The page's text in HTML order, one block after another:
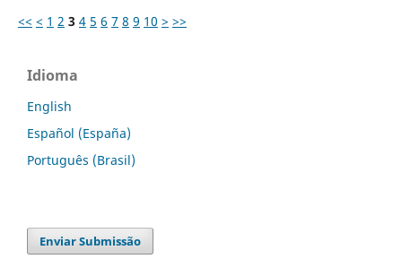
<< < 1 2 3 4 5 6 7 8 9 10 > >>
Idioma
English
Español (España)
Português (Brasil)
Enviar Submissão